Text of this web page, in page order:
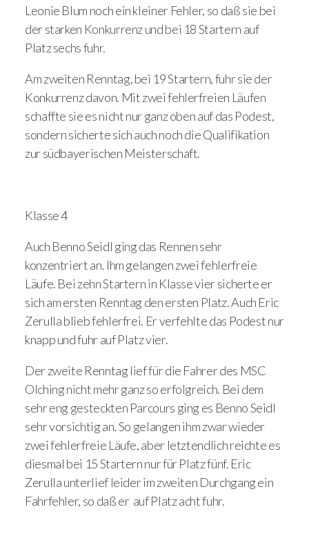
Leonie Blum noch ein kleiner Fehler, so daß sie bei
der starken Konkurrenz und bei 18 Startern auf
Platz sechs fuhr.
Am zweiten Renntag, bei 19 Startern, fuhr sie der
Konkurrenz davon. Mit zwei fehlerfreien Läufen
schaffte sie es nicht nur ganz oben auf das Podest,
sondern sicherte sich auch noch die Qualifikation
zur südbayerischen Meisterschaft.
Klasse 4
Auch Benno Seidl ging das Rennen sehr
konzentriert an. Ihm gelangen zwei fehlerfreie
Läufe. Bei zehn Startern in Klasse vier sicherte er
sich am ersten Renntag den ersten Platz. Auch Eric
Zerulla blieb fehlerfrei. Er verfehlte das Podest nur
knapp und fuhr auf Platz vier.
Der zweite Renntag lief für die Fahrer des MSC
Olching nicht mehr ganz so erfolgreich. Bei dem
sehr eng gesteckten Parcours ging es Benno Seidl
sehr vorsichtig an. So gelangen ihm zwar wieder
zwei fehlerfreie Läufe, aber letztendlich reichte es
diesmal bei 15 Startern nur für Platz fünf. Eric
Zerulla unterlief leider im zweiten Durchgang ein
Fahrfehler, so daß er auf Platz acht fuhr.